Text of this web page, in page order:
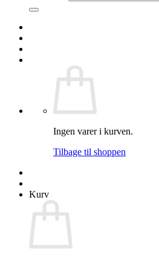
Ingen varer i kurven.
Tilbage til shoppen
Kurv